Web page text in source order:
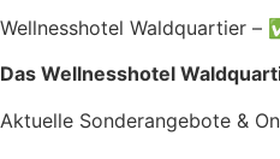
Wellnesshotel Waldquartier –
Das Wellnesshotel
Aktuelle Sonderangebote &